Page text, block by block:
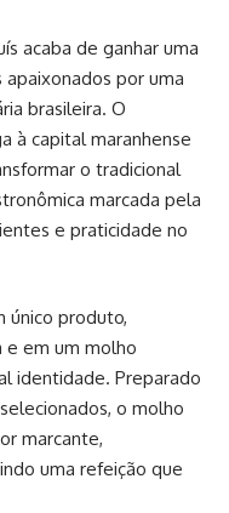
acaba de ganhar uma
por uma
brasileira. O
à capital maranhense
o tradicional
marcada pela
e praticidade no
único produto,
e em um molho
identidade. Preparado
o molho
marcante,
uma refeição que